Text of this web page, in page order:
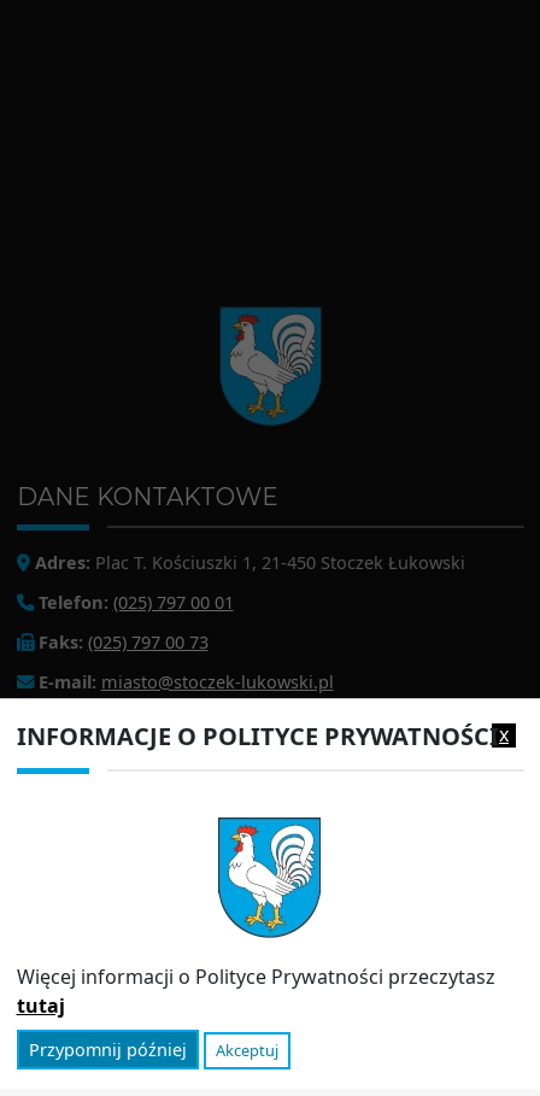
DANE KONTAKTOWE
Adres: Plac T. Kościuszki 1, 21-450 Stoczek Łukowski
Telefon: (025) 797 00 01
Faks: (025) 797 00 73
E-mail: miasto@stoczek-lukowski.pl
PRZYDATNE LINKI
Polityka prywatności
Informator
x
INFORMACJE O POLITYCE PRYWATNOŚCI
Więcej informacji o Polityce Prywatności przeczytasz
tutaj
Przypomnij później Akceptuj